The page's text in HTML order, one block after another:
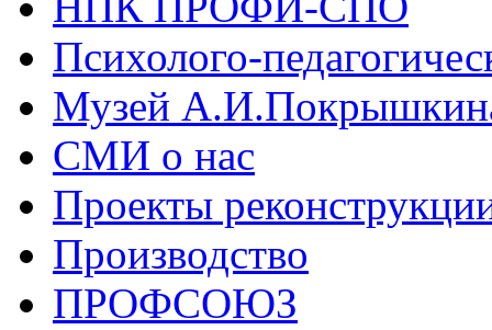
Психолого-
Музей
СМИ о нас
Проекты
Производство
ПРОФСОЮЗ